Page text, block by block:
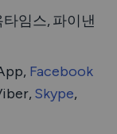
임스, 파이낸
Facebook
Skype,